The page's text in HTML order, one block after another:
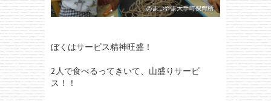
ぼくはサービス精神旺盛！
2人で食べるってきいて、山盛りサービ
ス！！